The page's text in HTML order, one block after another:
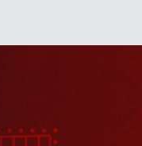
नहीं, सकारात्मक